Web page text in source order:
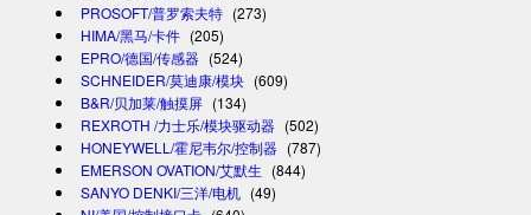
PROSOFT/普罗索夫特 (273)
HIMA/黑马/卡件 (205)
EPRO/德国/传感器 (524)
SCHNEIDER/莫迪康/模块 (609)
B&R/贝加莱/触摸屏 (134)
REXROTH /力士乐/模块驱动器 (502)
HONEYWELL/霍尼韦尔/控制器 (787)
EMERSON OVATION/艾默生 (844)
SANYO DENKI/三洋/电机 (49)